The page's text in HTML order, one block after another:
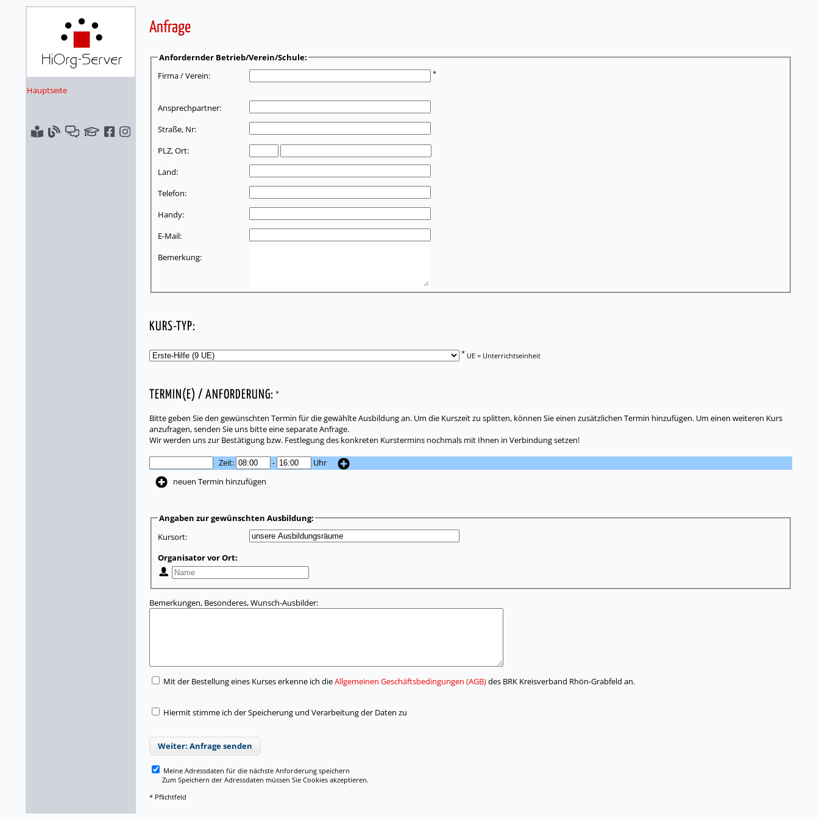
Hauptseite
Anfrage
Anfordernder Betrieb/Verein/Schule:
Firma / Verein:
*
Ansprechpartner:
Straße, Nr:
PLZ, Ort:
Land:
Telefon:
Handy:
E-Mail:
Bemerkung:
KURS-TYP:
* UE = Unterrichtseinheit
TERMIN(E) / ANFORDERUNG: *
Bitte geben Sie den gewünschten Termin für die gewählte Ausbildung an. Um die Kurszeit zu splitten, können Sie einen zusätzlichen Termin hinzufügen. Um einen weiteren Kurs
anzufragen, senden Sie uns bitte eine separate Anfrage.
Wir werden uns zur Bestätigung bzw. Festlegung des konkreten Kurstermins nochmals mit Ihnen in Verbindung setzen!
Zeit: -
Uhr
neuen Termin hinzufügen
Angaben zur gewünschten Ausbildung:
Kursort:
Organisator vor Ort:
Bemerkungen, Besonderes, Wunsch-Ausbilder:
Mit der Bestellung eines Kurses erkenne ich dieAllgemeinen Geschäftsbedingungen (AGB)des BRK Kreisverband Rhön-Grabfeld an.
Hiermit stimme ich der Speicherung und Verarbeitung der Daten zu
Weiter: Anfrage senden
Meine Adressdaten für die nächste Anforderung speichern
Zum Speichern der Adressdaten müssen Sie Cookies akzeptieren.
* Pflichtfeld